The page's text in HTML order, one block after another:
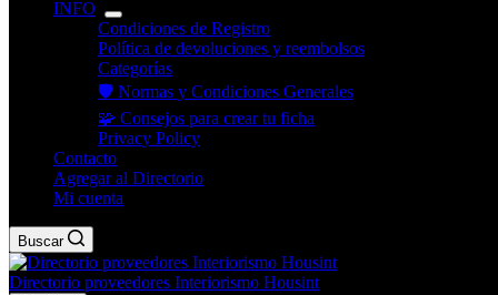
INFO
Condiciones de Registro
Política de devoluciones y reembolsos
Categorías
🛡️ Normas y Condiciones Generales
🧩 Consejos para crear tu ficha
Privacy Policy
Contacto
Agregar al Directorio
Mi cuenta
Buscar
Directorio proveedores Interiorismo Housint